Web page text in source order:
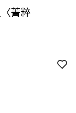
菁粹